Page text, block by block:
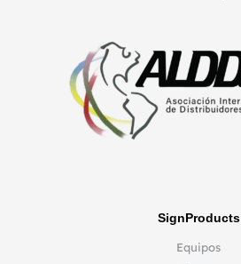
SignProducts
Equipos